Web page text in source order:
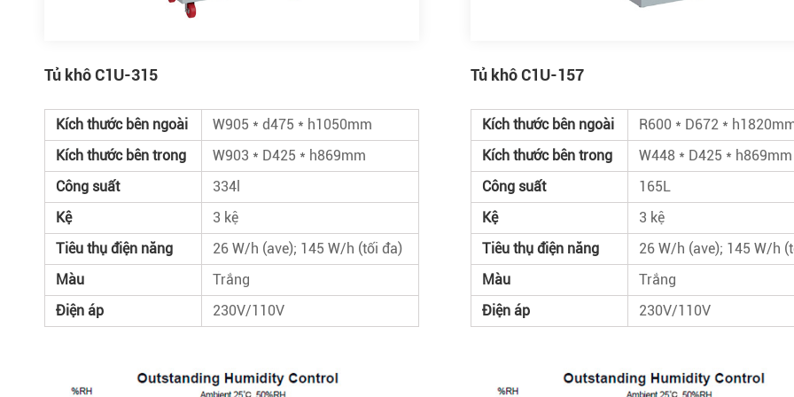
Tủ khô C1U-315
Kích thước bên ngoài
W905 * d475 * h1050mm
Kích thước bên trong
W903 * D425 * h869mm
Công suất
334l
Kệ
3 kệ
Tiêu thụ điện năng
26 W/h (ave); 145 W/h (tối đa)
Màu
Trắng
Điện áp
230V/110V
Tủ khô C1U-157
Kích thước bên ngoài
R600 * D672 *
Kích thước bên trong
W448 * D425 * h869mm
Công suất
165L
Kệ
3 kệ
Tiêu thụ điện năng
26 W/h (ave); 145 W/h
Màu
Trắng
Điện áp
230V/110V